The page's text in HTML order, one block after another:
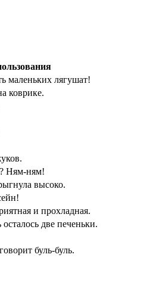
маленьких лягушат!
коврике.
Ням-ням!
высоко.
и прохладная.
две печеньки.
буль-буль.